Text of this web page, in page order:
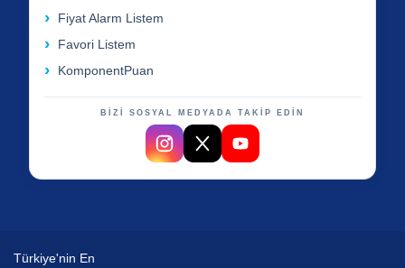
Fiyat Alarm Listem
Favori Listem
KomponentPuan
BİZİ SOSYAL MEDYADA TAKİP EDİN
Türkiye'nin En